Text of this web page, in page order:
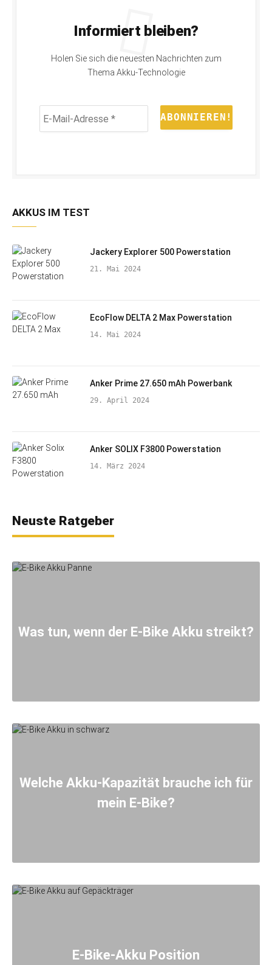
Informiert bleiben?
Holen Sie sich die neuesten Nachrichten zum
Thema Akku-Technologie
Mail-
AKKUS IM TEST
Jackery Explorer 500 Powerstation
21. Mai 2024
EcoFlow DELTA 2 Max Powerstation
14. Mai 2024
Anker Prime 27.650 mAh Powerbank
29. April 2024
Anker SOLIX F3800 Powerstation
14. März 2024
Neuste Ratgeber
Was tun, wenn der E-Bike Akku streikt?
Welche Akku-Kapazität brauche ich für
mein E-Bike?
E-Bike-Akku Position